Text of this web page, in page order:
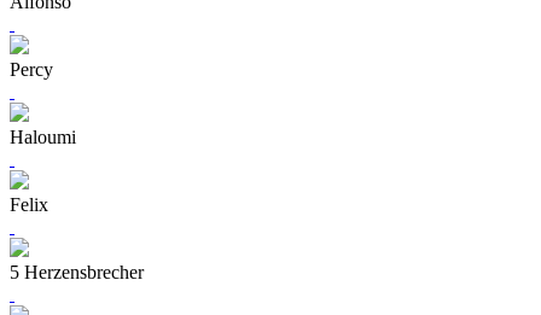
Percy
Haloumi
Felix
5 Herzensbrecher